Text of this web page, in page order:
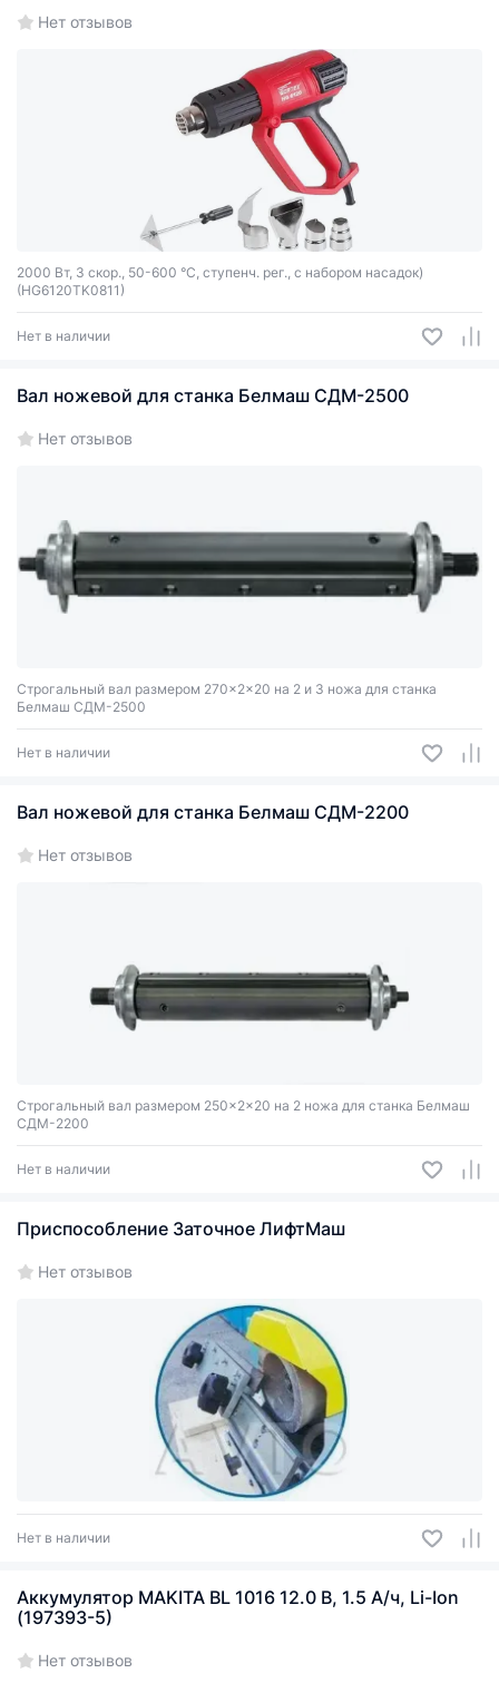
Нет отзывов
2000 Вт, 3 скор., 50-600 °С, ступенч. рег., с набором насадок)
(HG6120TK0811)
Нет в наличии
Вал ножевой для станка Белмаш СДМ-2500
Нет отзывов
Строгальный вал размером 270×2×20 на 2 и 3 ножа для станка
Белмаш СДМ-2500
Нет в наличии
Вал ножевой для станка Белмаш СДМ-2200
Нет отзывов
Строгальный вал размером 250×2×20 на 2 ножа для станка Белмаш
СДМ-2200
Нет в наличии
Приспособление Заточное ЛифтМаш
Нет отзывов
Нет в наличии
Аккумулятор MAKITA BL 1016 12.0 В, 1.5 А/ч, Li-Ion
(197393-5)
Нет отзывов